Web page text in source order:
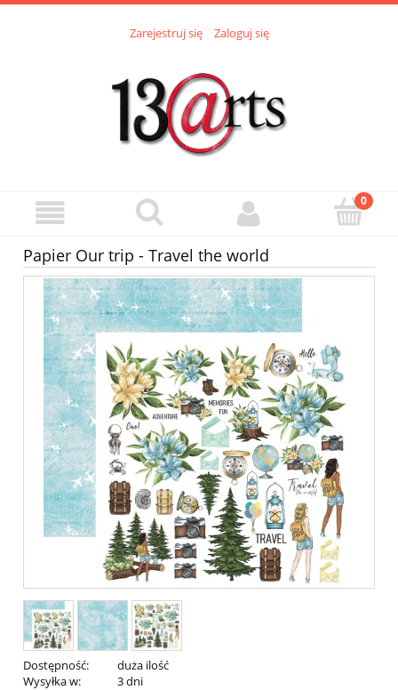
Zarejestruj się Zaloguj się
Papier Our trip - Travel the world
Dostępność:
duża ilość
Wysyłka w:
3 dni